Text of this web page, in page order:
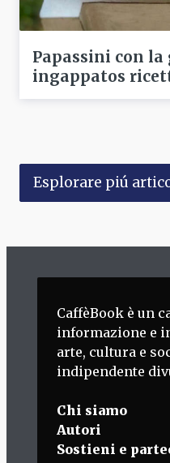
Papassini con la
ingappatos
Esplorare piú
CaffèBook è un
informazione e
arte, cultura e
indipendente
Chi siamo
Autori
Sostieni e